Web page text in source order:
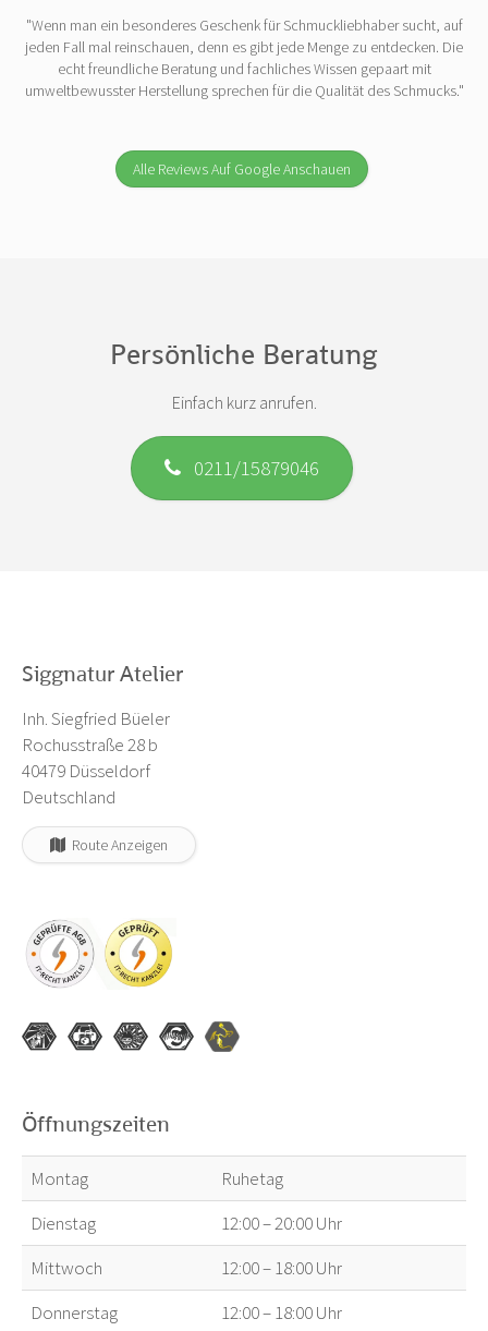
"Wenn man ein besonderes Geschenk für Schmuckliebhaber sucht, auf
jeden Fall mal reinschauen, denn es gibt jede Menge zu entdecken. Die
echt freundliche Beratung und fachliches Wissen gepaart mit
umweltbewusster Herstellung sprechen für die Qualität des Schmucks."
Alle Reviews Auf Google Anschauen
Persönliche Beratung
Einfach kurz anrufen.
0211/15879046
Siggnatur Atelier
Inh. Siegfried Büeler
Rochusstraße 28 b
40479 Düsseldorf
Deutschland
Route Anzeigen
Öffnungszeiten
Montag
Ruhetag
Dienstag
12:00 – 20:00 Uhr
Mittwoch
12:00 – 18:00 Uhr
Donnerstag
12:00 – 18:00 Uhr